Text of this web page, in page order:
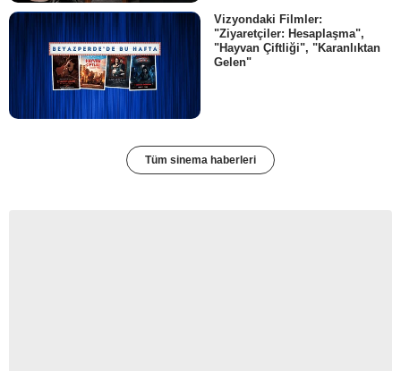
Vizyondaki Filmler:
"Ziyaretçiler: Hesaplaşma",
"Hayvan Çiftliği", "Karanlıktan
Gelen"
Tüm sinema haberleri